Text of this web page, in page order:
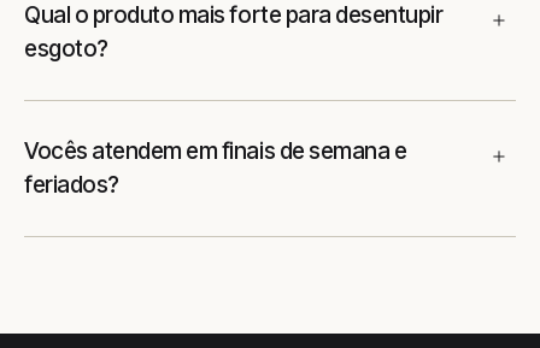
Qual o produto mais forte para desentupir
esgoto?
Vocês atendem em finais de semana e
feriados?